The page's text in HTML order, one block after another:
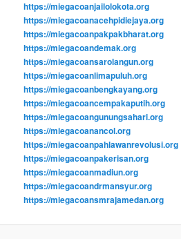
https://miegacoanjailolokota.org
https://miegacoanacehpidiejaya.org
https://miegacoanpakpakbharat.org
https://miegacoandemak.org
https://miegacoansarolangun.org
https://miegacoanlimapuluh.org
https://miegacoanbengkayang.org
https://miegacoancempakaputih.org
https://miegacoangunungsahari.org
https://miegacoanancol.org
https://miegacoanpahlawanrevolusi.org
https://miegacoanpakerisan.org
https://miegacoanmadiun.org
https://miegacoandrmansyur.org
https://miegacoansmrajamedan.org